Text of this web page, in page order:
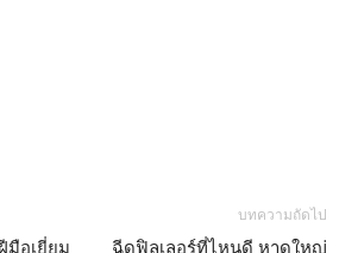
มือเยี่ยม
บทความถัดไป
ฉีดฟิลเลอร์ที่ไหนดี หาดใหญ่